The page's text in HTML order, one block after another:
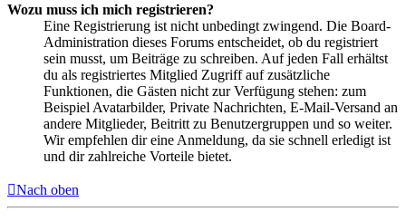
Wozu muss ich mich registrieren?
Eine Registrierung ist nicht unbedingt zwingend. Die Board-
Administration dieses Forums entscheidet, ob du registriert
sein musst, um Beiträge zu schreiben. Auf jeden Fall erhältst
du als registriertes Mitglied Zugriff auf zusätzliche
Funktionen, die Gästen nicht zur Verfügung stehen: zum
Beispiel Avatarbilder, Private Nachrichten, E-Mail-Versand an
andere Mitglieder, Beitritt zu Benutzergruppen und so weiter.
Wir empfehlen dir eine Anmeldung, da sie schnell erledigt ist
und dir zahlreiche Vorteile bietet.
Nach oben